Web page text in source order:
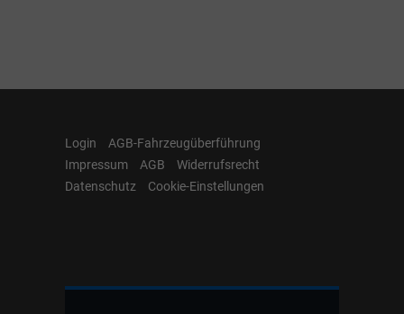
Login
AGB-Fahrzeugüberführung
Impressum
AGB
Widerrufsrecht
Datenschutz
Cookie-Einstellungen